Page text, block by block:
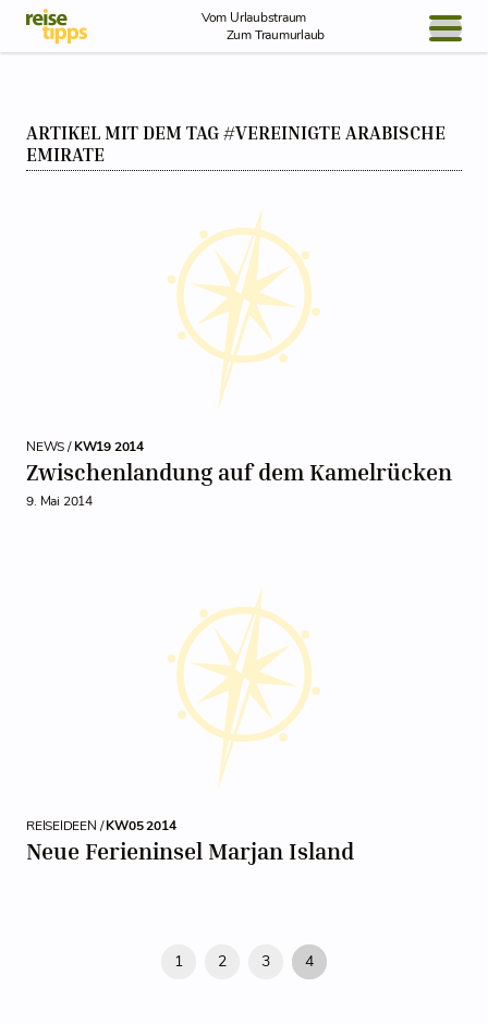
Skip to Content
Vom Urlaubstraum
Zum Traumurlaub
NEWS
REISEIDEEN
ARTIKEL MIT DEM TAG #VEREINIGTE ARABISCHE
EMIRATE
NEWS /KW19 2014
Zwischenlandung auf dem Kamelrücken
9. Mai 2014
REISEIDEEN /KW05 2014
Neue Ferieninsel Marjan Island
1 2 3 4